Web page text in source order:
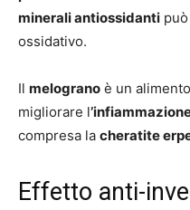
minerali antiossidanti
ossidativo.
Il melograno è un
migliorare l
compresa la cheratite
Effetto anti-